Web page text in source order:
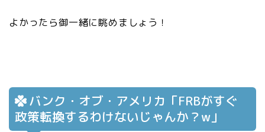
よかったら御一緒に眺めましょう！
バンク・オブ・アメリカ「FRBがすぐ
政策転換するわけないじゃんか？w」